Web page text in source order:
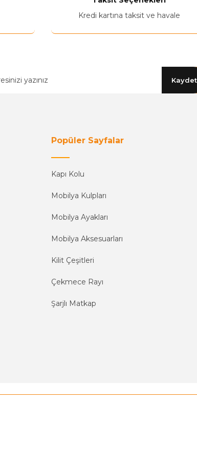
Kredi kartına taksit ve havale
Kaydet
Popüler Sayfalar
Kapı Kolu
Mobilya Kulpları
Mobilya Ayakları
Mobilya Aksesuarları
Kilit Çeşitleri
Çekmece Rayı
Şarjlı Matkap